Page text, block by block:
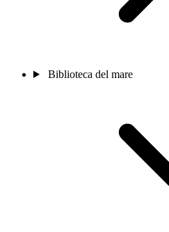
Biblioteca del mare